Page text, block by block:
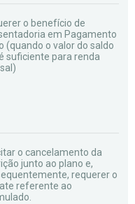
o benefício de
em Pagamento
(quando o valor do saldo
suficiente para renda
o cancelamento da
junto ao plano e,
requerer o
referente ao